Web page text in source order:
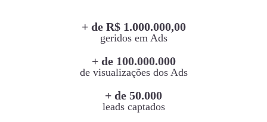
+ de R$ 1.000.000,00
geridos em Ads
+ de 100.000.000
de visualizações dos Ads
+ de 50.000
leads captados